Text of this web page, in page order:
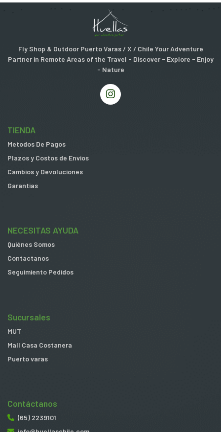
Fly Shop & Outdoor Puerto Varas / X / Chile Your Adventure
Partner in Remote Areas of the Travel - Discover - Explore - Enjoy
- Nature
TIENDA
Metodos De Pagos
Plazos y Costos de Envios
Cambios y Devoluciones
Garantias
NECESITAS AYUDA
Quiénes Somos
Contactanos
Seguimiento Pedidos
Sucursales
MUT
Mall Casa Costanera
Puerto varas
Contáctanos
(65) 2239101